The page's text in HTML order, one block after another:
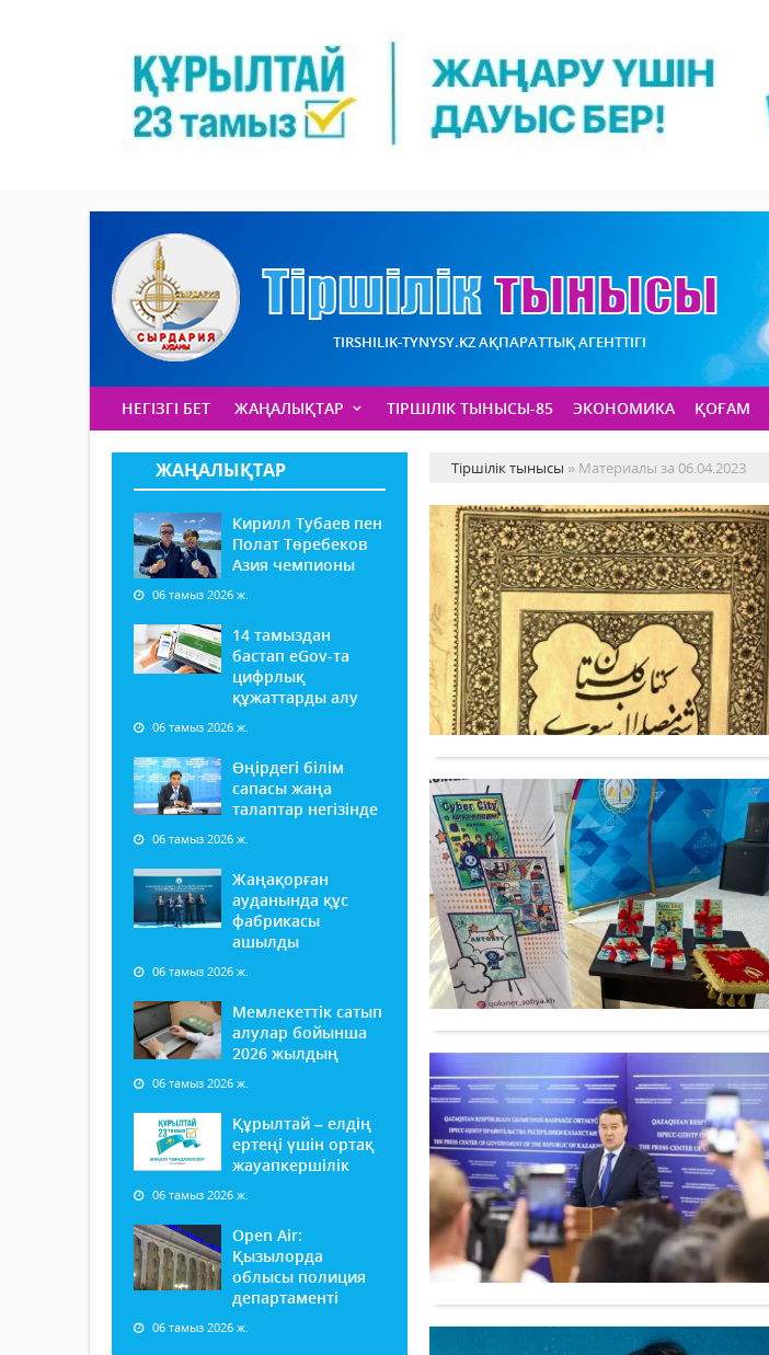
TIRSHILIK-TYNYSY.KZ АҚПАРАТТЫҚ АГЕНТТІГІ
НЕГІЗГІ БЕТ ЖАҢАЛЫҚТАР ТІРШІЛІК ТЫНЫСЫ-85 ЭКОНОМИКА ҚОҒАМ
ЖАҢАЛЫҚТАР
Кирилл Тубаев пен
Полат Төребеков
Азия чемпионы
06 тамыз 2026 ж.
14 тамыздан
бастап еGov-та
цифрлық
құжаттарды алу
06 тамыз 2026 ж.
Өңірдегі білім
сапасы жаңа
талаптар негізінде
06 тамыз 2026 ж.
Жаңақорған
ауданында құс
фабрикасы
ашылды
06 тамыз 2026 ж.
Мемлекеттік сатып
алулар бойынша
2026 жылдың
06 тамыз 2026 ж.
Құрылтай – елдің
ертеңі үшін ортақ
жауапкершілік
06 тамыз 2026 ж.
Open Air:
Қызылорда
облысы полиция
департаменті
06 тамыз 2026 ж.
Тіршілік тынысы » Материалы за 06.04.2023